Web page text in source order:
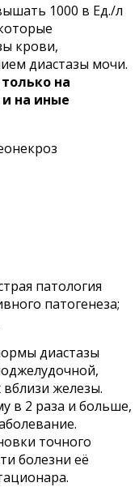
1000 в Ед./л
крови,
диастазы мочи.
на
на иные
патология
патогенеза;
диастазы
железы.
в 2 раза и больше,
точного
болезни её